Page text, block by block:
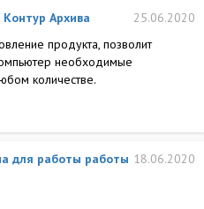
25.06.2020
Архива
продукта, позволит
необходимые
количестве.
18.06.2020
для работы работы